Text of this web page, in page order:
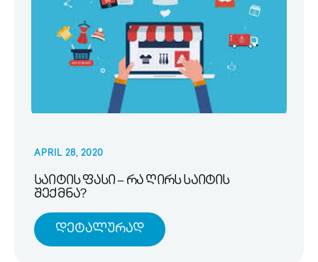
APRIL 28, 2020
საიტის ფასი – რა ღირს საიტის
შექმნა?
Დეტალურად